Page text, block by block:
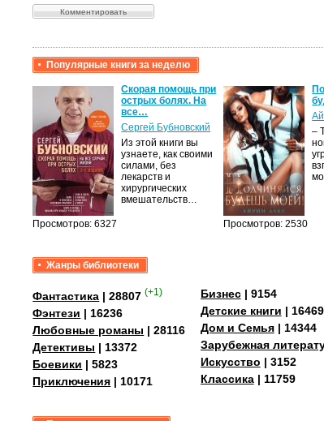
Популярные книги за неделю
Просмотров: 6327
Скорая помощь при
острых болях. На
все…
Сергей Бубновский
Из этой книги вы
узнаете, как своими
силами, без
лекарств и
хирургических
вмешательств…
Просмотров: 2530
–
Жанры библиотеки
Фантастика | 28807 (+1)
Фэнтези | 16236
Любовные романы | 28116
Детективы | 13372
Боевики | 5823
Приключения | 10171
Бизнес| 9154
Детские книги | 16469
Дом и Семья| 14344
Зарубежная
Искусство | 3152
Классика| 11759